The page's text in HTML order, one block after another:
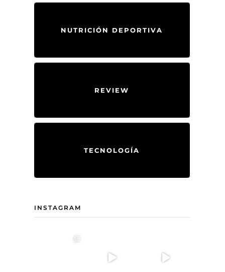
NUTRICIÓN DEPORTIVA
REVIEW
TECNOLOGÍA
INSTAGRAM